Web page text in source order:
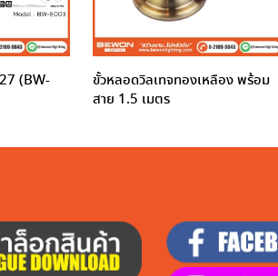
(BW-
ขั้วหลอดวิลเทจทองเหลือง พร้อม
สาย 1.5 เมตร